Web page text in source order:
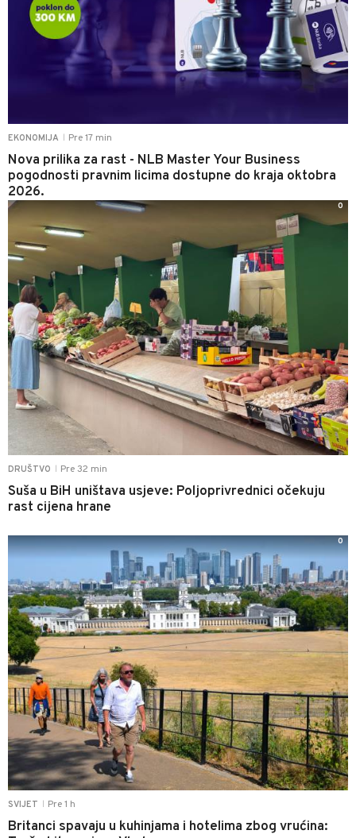
EKONOMIJA Pre 17 min
Nova prilika za rast - NLB Master Your Business
pogodnosti pravnim licima dostupne do kraja oktobra
2026.
DRUŠTVO Pre 32 min
Suša u BiH uništava usjeve: Poljoprivrednici očekuju
rast cijena hrane
0
SVIJET Pre 1 h
Britanci spavaju u kuhinjama i hotelima zbog vrućina:
0